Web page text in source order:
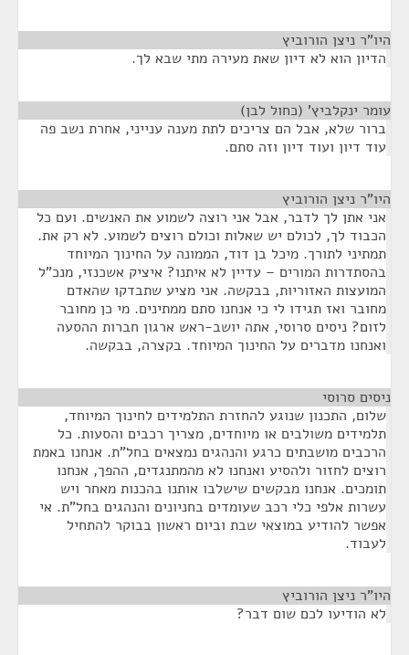
היו"ר ניצן הורוביץ
הדיון הוא לא דיון שאת מעירה מתי שבא לך.
עומר ינקלביץ' (כחול לבן)
ברור שלא, אבל הם צריכים לתת מענה ענייני, אחרת נשב פה
עוד דיון ועוד דיון וזה סתם.
היו"ר ניצן הורוביץ
אני אתן לך לדבר, אבל אני רוצה לשמוע את האנשים. ועם כל
הכבוד לך, לכולם יש שאלות וכולם רוצים לשמוע. לא רק את.
תמתיני לתורך. מיכל בן דוד, הממונה על החינוך המיוחד
בהסתדרות המורים – עדיין לא איתנו? איציק אשכנזי, מנכ"ל
המועצות האזוריות, בבקשה. אני מציע שתבדקו שהאדם
מחובר ואז תגידו לי כי אנחנו סתם ממתינים. מי כן מחובר
לזום? ניסים סרוסי, אתה יושב-ראש ארגון חברות ההסעה
ואנחנו מדברים על החינוך המיוחד. בקצרה, בבקשה.
ניסים סרוסי
שלום, התכנון שנוגע להחזרת התלמידים לחינוך המיוחד,
תלמידים משולבים או מיוחדים, מצריך רכבים והסעות. כל
הרכבים מושבתים כרגע והנהגים נמצאים בחל"ת. אנחנו באמת
רוצים לחזור ולהסיע ואנחנו לא מהמתנגדים, ההפך, אנחנו
תומכים. אנחנו מבקשים שישלבו אותנו בהכנות מאחר ויש
עשרות אלפי כלי רכב שעומדים בחניונים והנהגים בחל"ת. אי
אפשר להודיע במוצאי שבת וביום ראשון בבוקר להתחיל
לעבוד.
היו"ר ניצן הורוביץ
לא הודיעו לכם שום דבר?